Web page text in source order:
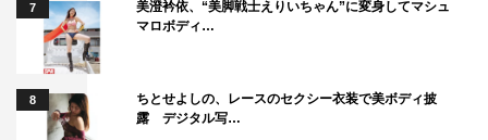
ろ考えて。今日この空間を作れて幸せでした」、長妻は
「長期間（ファンに）会えてなかったけど、実際目にする
とどうしてもテンションが上がってしまいます。皆さんに
求めてもらえる限り、この7人で突っ走っていきます」と
7
美澄衿依、“美脚戦士えりいちゃん”に変身してマシュ
マロボディ…
8
ちとせよしの、レースのセクシー衣装で美ボディ披
露 デジタル写…